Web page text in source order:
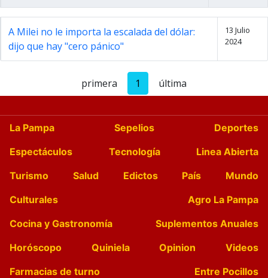
A Milei no le importa la escalada del dólar:
dijo que hay "cero pánico"
13 Julio
2024
primera 1 última
La Pampa Sepelios
Deportes
Espectáculos
Tecnología
Linea Abierta
Turismo
Salud Edictos País
Mundo
Culturales
Agro La Pampa
Cocina y Gastronomía
Suplementos Anuales
Horóscopo
Quiniela Opinion
Videos
Farmacias de turno
Entre Pocillos